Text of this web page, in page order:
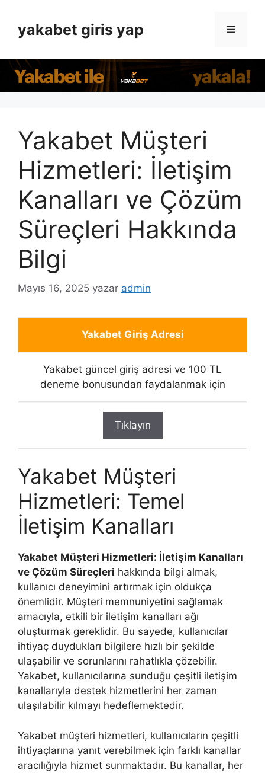
yakabet giris yap Menü
Yakabet Müşteri
Hizmetleri: İletişim
Kanalları ve Çözüm
Süreçleri Hakkında
Bilgi
Mayıs 16, 2025 yazar admin
Yakabet Giriş Adresi
Yakabet güncel giriş adresi ve 100 TL
deneme bonusundan faydalanmak için
Tıklayın
Yakabet Müşteri
Hizmetleri: Temel
İletişim Kanalları
Yakabet Müşteri Hizmetleri: İletişim Kanalları
ve Çözüm Süreçleri hakkında bilgi almak,
kullanıcı deneyimini artırmak için oldukça
önemlidir. Müşteri memnuniyetini sağlamak
amacıyla, etkili bir iletişim kanalları ağı
oluşturmak gereklidir. Bu sayede, kullanıcılar
ihtiyaç duydukları bilgilere hızlı bir şekilde
ulaşabilir ve sorunlarını rahatlıkla çözebilir.
Yakabet, kullanıcılarına sunduğu çeşitli iletişim
kanallarıyla destek hizmetlerini her zaman
ulaşılabilir kılmayı hedeflemektedir.
Yakabet müşteri hizmetleri, kullanıcıların çeşitli
ihtiyaçlarına yanıt verebilmek için farklı kanallar
aracılığıyla hizmet sunmaktadır. Bu kanallar, her